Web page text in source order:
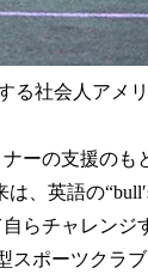
る社会人アメ
ーの支援のも
、英語の
らチャレンジ
ポーツクラブ